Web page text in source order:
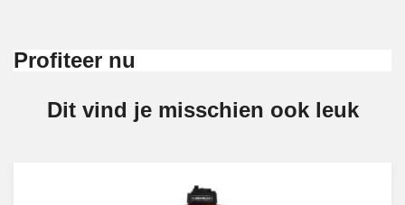
Profiteer nu
Dit vind je misschien ook leuk